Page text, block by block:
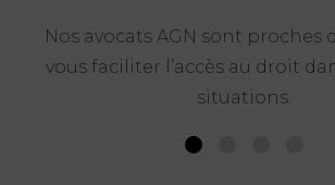
Nos avocats AGN sont proches
vous faciliter l’accès au droit
situations.